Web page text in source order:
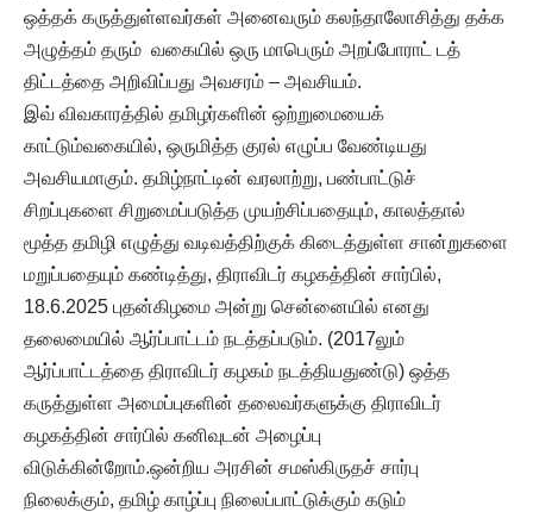
ஒத்தக் கருத்துள்ளவர்கள் அனைவரும் கலந்தாலோசித்து தக்க
அழுத்தம் தரும் வகையில் ஒரு மாபெரும் அறப்போராட் டத்
திட்டத்தை அறிவிப்பது அவசரம் – அவசியம்.
இவ் விவகாரத்தில் தமிழர்களின் ஒற்றுமையைக்
காட்டும்வகையில், ஒருமித்த குரல் எழுப்ப வேண்டியது
அவசியமாகும். தமிழ்நாட்டின் வரலாற்று, பண்பாட்டுச்
சிறப்புகளை சிறுமைப்படுத்த முயற்சிப்பதையும், காலத்தால்
மூத்த தமிழி எழுத்து வடிவத்திற்குக் கிடைத்துள்ள சான்றுகளை
மறுப்பதையும் கண்டித்து, திராவிடர் கழகத்தின் சார்பில்,
18.6.2025 புதன்கிழமை அன்று சென்னையில் எனது
தலைமையில் ஆர்ப்பாட்டம் நடத்தப்படும். (2017லும்
ஆர்ப்பாட்டத்தை திராவிடர் கழகம் நடத்தியதுண்டு) ஒத்த
கருத்துள்ள அமைப்புகளின் தலைவர்களுக்கு திராவிடர்
கழகத்தின் சார்பில் கனிவுடன் அழைப்பு
விடுக்கின்றோம்.ஒன்றிய அரசின் சமஸ்கிருதச் சார்பு
நிலைக்கும், தமிழ் காழ்ப்பு நிலைப்பாட்டுக்கும் கடும்